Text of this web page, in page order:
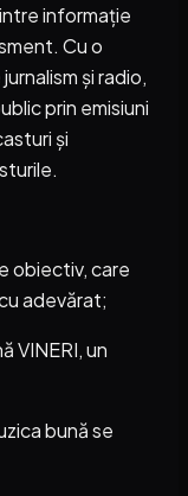
informație
Cu o
și radio,
prin emisiuni
și
obiectiv, care
adevărat;
VINERI, un
bună se